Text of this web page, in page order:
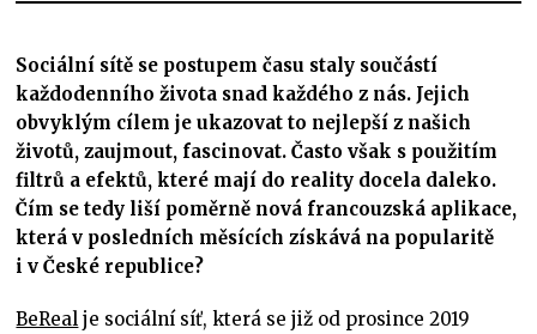
Sociální sítě se postupem času staly součástí
každodenního života snad každého z nás. Jejich
obvyklým cílem je ukazovat to nejlepší z našich
životů, zaujmout, fascinovat. Často však s použitím
filtrů a efektů, které mají do reality docela daleko.
Čím se tedy liší poměrně nová francouzská aplikace,
která v posledních měsících získává na popularitě
i v České republice?
BeReal je sociální síť, která se již od prosince 2019